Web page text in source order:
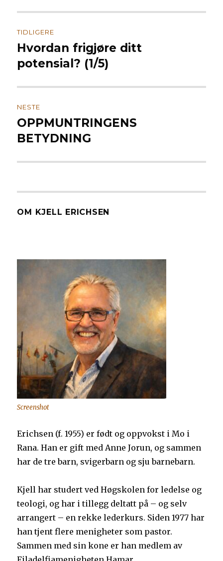
TIDLIGERE
Forrige
innlegg:
Hvordan frigjøre ditt
potensial? (1/5)
NESTE
Neste
innlegg:
OPPMUNTRINGENS
BETYDNING
OM KJELL ERICHSEN
Screenshot
Erichsen (f. 1955) er født og oppvokst i Mo i
Rana. Han er gift med Anne Jorun, og sammen
har de tre barn, svigerbarn og sju barnebarn.
Kjell har studert ved Høgskolen for ledelse og
teologi, og har i tillegg deltatt på – og selv
arrangert – en rekke lederkurs. Siden 1977 har
han tjent flere menigheter som pastor.
Sammen med sin kone er han medlem av